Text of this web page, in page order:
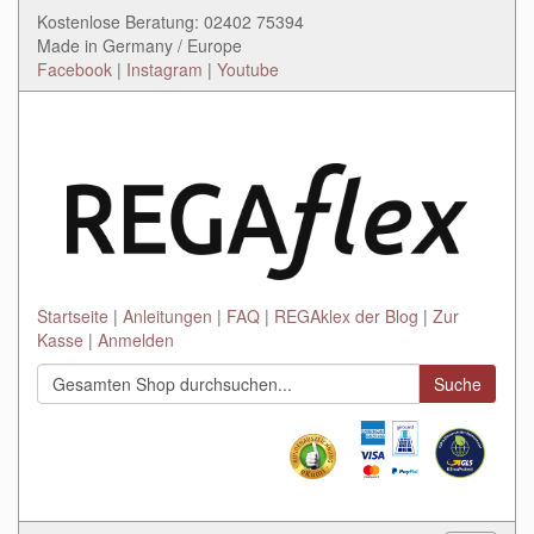
Kostenlose Beratung: 02402 75394
Made in Germany / Europe
Facebook | Instagram | Youtube
Startseite Anleitungen FAQ REGAklex der Blog
Zur
Kasse
Anmelden
Suche